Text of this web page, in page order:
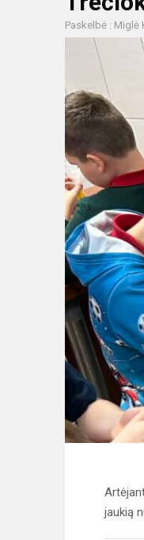
Paskelbė : Miglė
jaukią